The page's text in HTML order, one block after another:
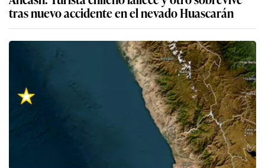
tras nuevo accidente en el nevado Huascarán